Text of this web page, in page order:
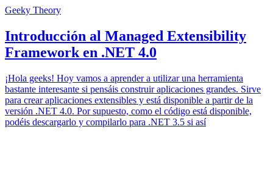
Geeky Theory
Introducción al Managed Extensibility
Framework en .NET 4.0
¡Hola geeks! Hoy vamos a aprender a utilizar una herramienta
bastante interesante si pensáis construir aplicaciones grandes. Sirve
para crear aplicaciones extensibles y está disponible a partir de la
versión .NET 4.0. Por supuesto, como el código está disponible,
podéis descargarlo y compilarlo para .NET 3.5 si así